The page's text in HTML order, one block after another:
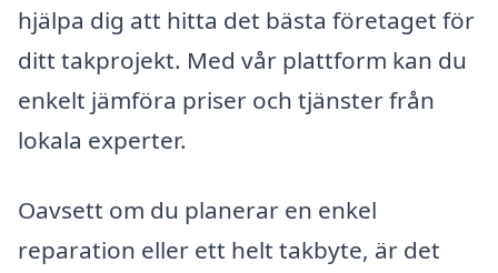
hjälpa dig att hitta det bästa företaget för
ditt takprojekt. Med vår plattform kan du
enkelt jämföra priser och tjänster från
lokala experter.
Oavsett om du planerar en enkel
reparation eller ett helt takbyte, är det